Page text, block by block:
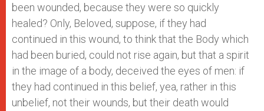
been wounded, because they were so quickly
healed? Only, Beloved, suppose, if they had
continued in this wound, to think that the Body which
had been buried, could not rise again, but that a spirit
in the image of a body, deceived the eyes of men: if
they had continued in this belief, yea, rather in this
unbelief, not their wounds, but their death would